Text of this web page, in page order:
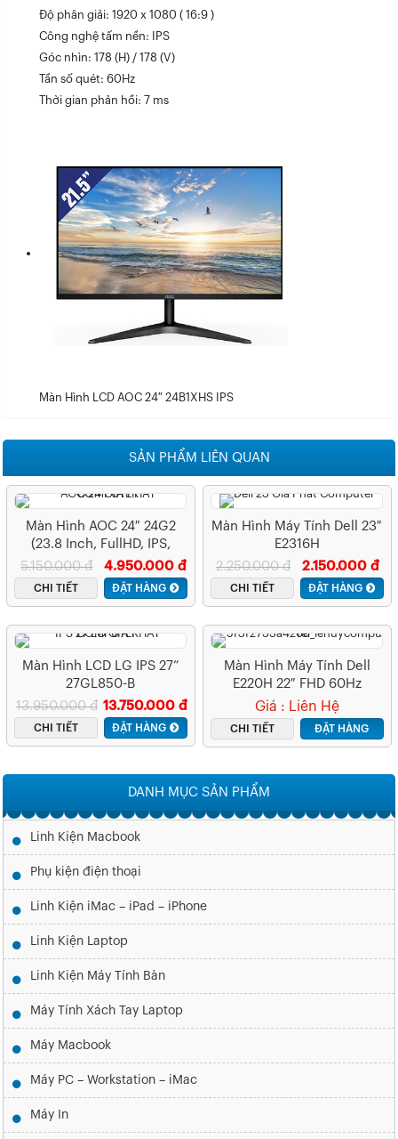
Độ phân giải: 1920 x 1080 ( 16:9 )
Công nghệ tấm nền: IPS
Góc nhìn: 178 (H) / 178 (V)
Tần số quét: 60Hz
Thời gian phản hồi: 7 ms
Màn Hình LCD AOC 24″ 24B1XHS IPS
SẢN PHẨM LIÊN QUAN
Màn Hình AOC 24″ 24G2
(23.8 Inch, FullHD, IPS,
144Hz,1ms, HDMI+DP+VGA)
4.950.000 đ
5.150.000 đ
CHI TIẾT ĐẶT HÀNG
Màn Hình Máy Tính Dell 23″
E2316H
2.150.000 đ
2.250.000 đ
CHI TIẾT ĐẶT HÀNG
Màn Hình LCD LG IPS 27”
27GL850-B
13.750.000 đ
13.950.000 đ
CHI TIẾT ĐẶT HÀNG
Màn Hình Máy Tính Dell
E220H 22″ FHD 60Hz
Giá : Liên Hệ
CHI TIẾT ĐẶT HÀNG
DANH MỤC SẢN PHẨM
Linh Kiện Macbook
Phụ kiện điện thoại
Linh Kiện iMac – iPad – iPhone
Linh Kiện Laptop
Linh Kiện Máy Tính Bàn
Máy Tính Xách Tay Laptop
Máy Macbook
Máy PC – Workstation – iMac
Máy In